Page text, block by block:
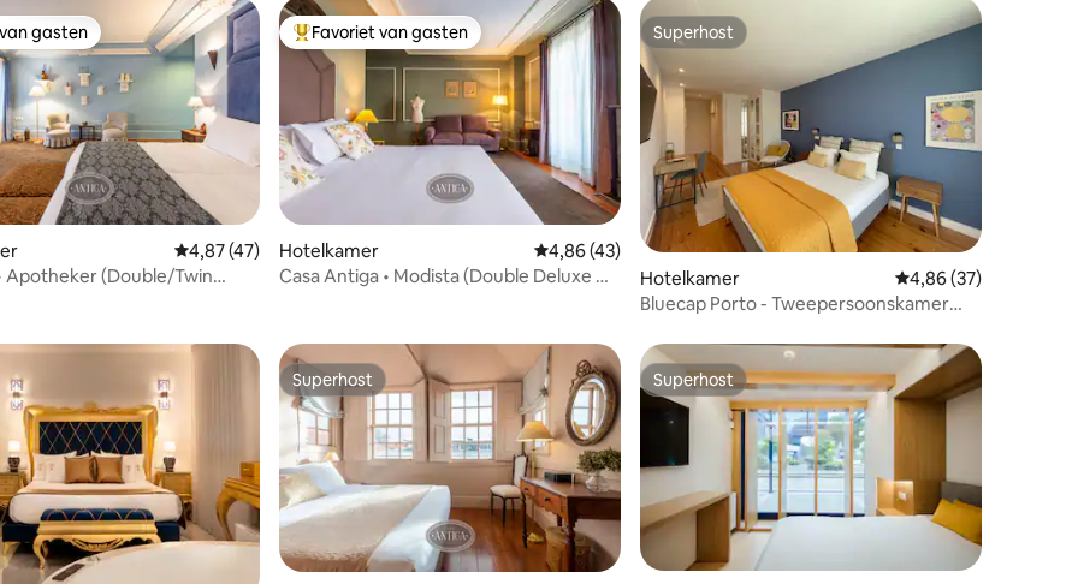
van 4,78 op 5, 77 recensies
gasten
gasten
Gemiddelde beoordeling van 4,87 op 5, 47 recensies
4,87 (47)
Apotheker (Double/Twin
Topfavoriet van gasten
Favoriet van gasten
Hotelkamer Gemiddelde beoordeling van 4,86 op 5, 43 recensies
4,86 (43)
Casa Antiga • Modista (Double Deluxe w
Superhost
Superhost
Hotelkamer Gemiddelde
4,86 (37)
Bluecap Porto - Tweepersoonskamer
Superhost
Superhost Superhost
Superhost